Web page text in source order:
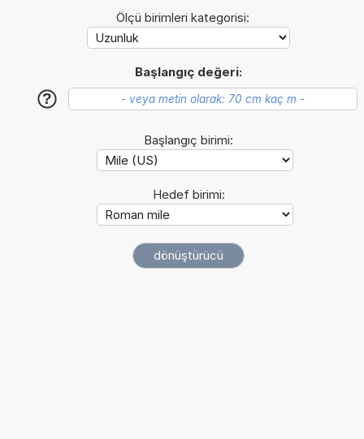
Ölçü birimleri kategorisi:
Başlangıç değeri:
?
Başlangıç birimi:
Hedef birimi: